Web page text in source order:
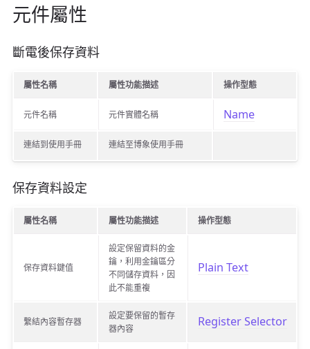
元件屬性
斷電後保存資料
屬性名稱 屬性功能描述 操作型態
元件名稱 元件實體名稱 Name
連結到使用手冊 連結至博象使用手冊
保存資料設定
屬性名稱 屬性功能描述 操作型態
保存資料鍵值
設定保留資料的金
鑰，利用金鑰區分
不同儲存資料，因
此不能重複
Plain Text
繫結內容暫存器
設定要保留的暫存
器內容
Register Selector